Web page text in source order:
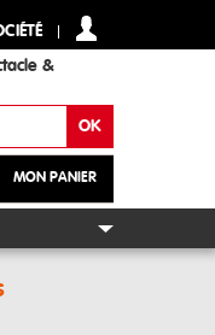
&
MON PANIER
+